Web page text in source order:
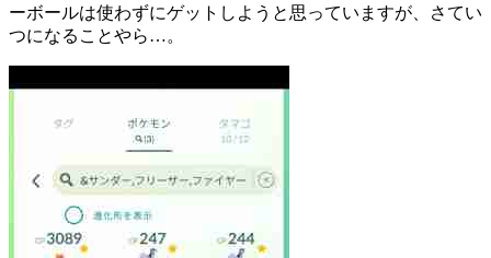
ーボールは使わずにゲットしようと思っていますが、さてい
つになることやら…。